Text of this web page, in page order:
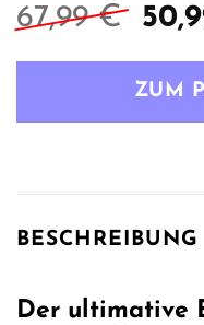
67,99€
war:
ZUM
BESCHREIBUNG
Der ultimative